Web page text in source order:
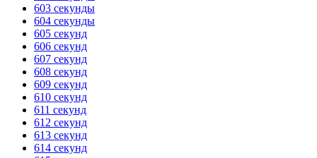
603 секунды
604 секунды
605 секунд
606 секунд
607 секунд
608 секунд
609 секунд
610 секунд
611 секунд
612 секунд
613 секунд
614 секунд